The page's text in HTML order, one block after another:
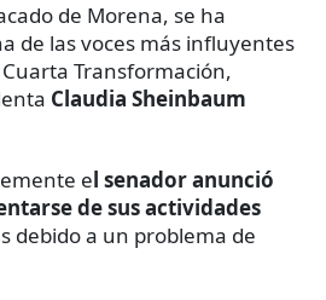
de Morena, se ha
de las voces más influyentes
Transformación,
Claudia Sheinbaum
el senador anunció
de sus actividades
debido a un problema de